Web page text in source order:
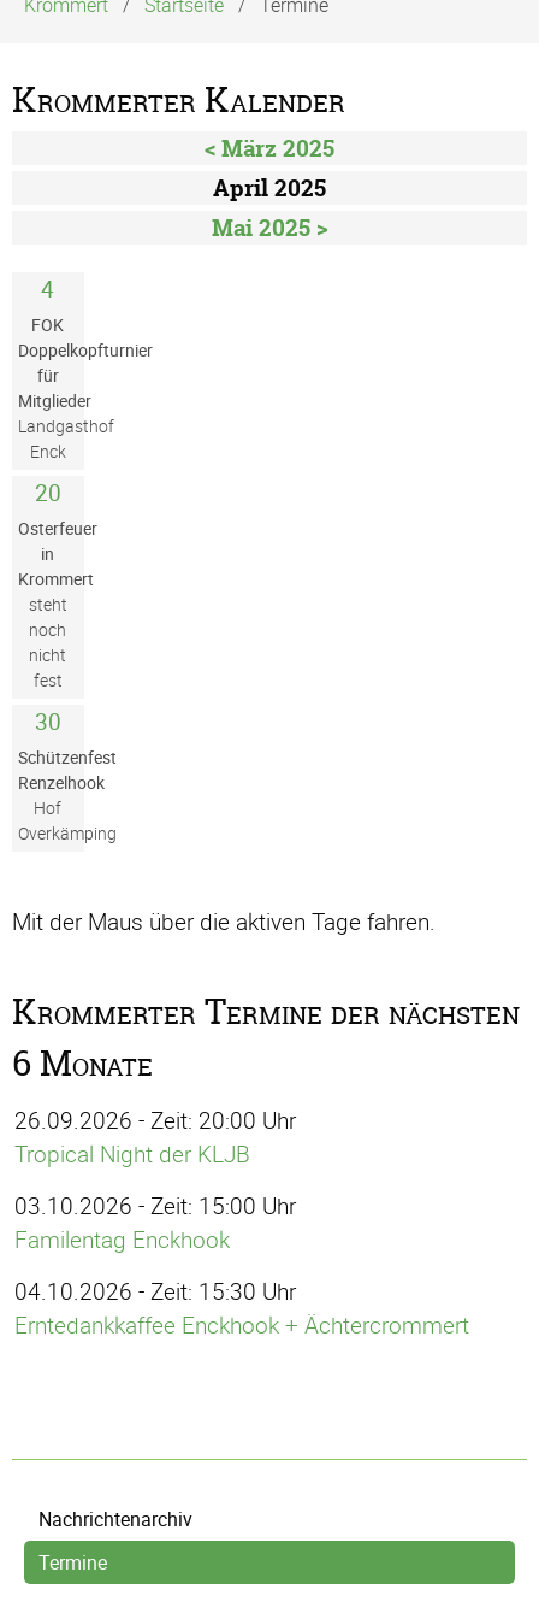
Krommerter Kalender
< März 2025
April 2025
Mai 2025 >
4
FOK
Doppelkopfturnier
für
Mitglieder
Landgasthof
Enck
20
Osterfeuer
in
Krommert
steht
noch
nicht
fest
30
Schützenfest
Renzelhook
Hof
Overkämping
Mit der Maus über die aktiven Tage fahren.
Krommerter Termine der nächsten
6 Monate
26.09.2026 - Zeit: 20:00 Uhr
Tropical Night der KLJB
03.10.2026 - Zeit: 15:00 Uhr
Familentag Enckhook
04.10.2026 - Zeit: 15:30 Uhr
Erntedankkaffee Enckhook + Ächtercrommert
überspringen
Nachrichtenarchiv
Termine